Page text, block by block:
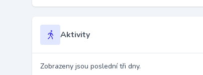
Aktivity
Zobrazeny jsou poslední tři dny.